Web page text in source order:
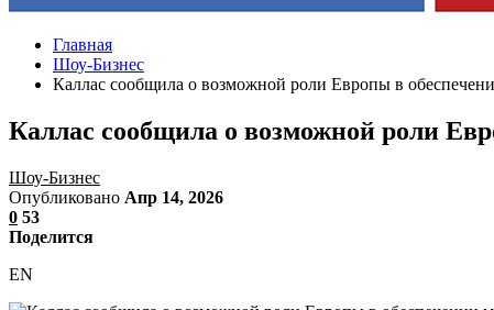
Главная
Шоу-Бизнес
Каллас сообщила о возможной роли Европы в
Каллас сообщила о возможной роли
Шоу-Бизнес
Опубликовано Апр 14, 2026
0 53
Поделится
EN